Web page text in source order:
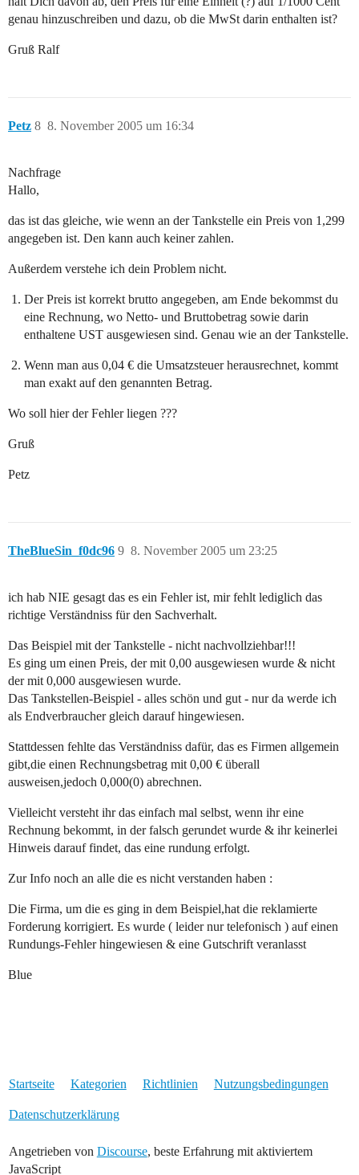
genau hinzuschreiben und dazu, ob die MwSt darin enthalten ist?
Gruß Ralf
Petz 8. November 2005 um 16:34
8
Nachfrage
Hallo,
das ist das gleiche, wie wenn an der Tankstelle ein Preis von 1,299
angegeben ist. Den kann auch keiner zahlen.
Außerdem verstehe ich dein Problem nicht.
Der Preis ist korrekt brutto angegeben, am Ende bekommst du
eine Rechnung, wo Netto- und Bruttobetrag sowie darin
enthaltene UST ausgewiesen sind. Genau wie an der Tankstelle.
Wenn man aus 0,04 € die Umsatzsteuer herausrechnet, kommt
man exakt auf den genannten Betrag.
Wo soll hier der Fehler liegen ???
Gruß
Petz
TheBlueSin_f0dc96 8. November 2005 um 23:25
9
ich hab NIE gesagt das es ein Fehler ist, mir fehlt lediglich das
richtige Verständniss für den Sachverhalt.
Das Beispiel mit der Tankstelle - nicht nachvollziehbar!!!
Es ging um einen Preis, der mit 0,00 ausgewiesen wurde & nicht
der mit 0,000 ausgewiesen wurde.
Das Tankstellen-Beispiel - alles schön und gut - nur da werde ich
als Endverbraucher gleich darauf hingewiesen.
Stattdessen fehlte das Verständniss dafür, das es Firmen allgemein
gibt,die einen Rechnungsbetrag mit 0,00 € überall
ausweisen,jedoch 0,000(0) abrechnen.
Vielleicht versteht ihr das einfach mal selbst, wenn ihr eine
Rechnung bekommt, in der falsch gerundet wurde & ihr keinerlei
Hinweis darauf findet, das eine rundung erfolgt.
Zur Info noch an alle die es nicht verstanden haben :
Die Firma, um die es ging in dem Beispiel,hat die reklamierte
Forderung korrigiert. Es wurde ( leider nur telefonisch ) auf einen
Rundungs-Fehler hingewiesen & eine Gutschrift veranlasst
Blue
Startseite Kategorien Richtlinien Nutzungsbedingungen
Datenschutzerklärung
Angetrieben von Discourse, beste Erfahrung mit aktiviertem
JavaScript